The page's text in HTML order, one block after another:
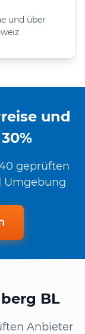
und über
und
geprüften
Umgebung
BL
Anbieter